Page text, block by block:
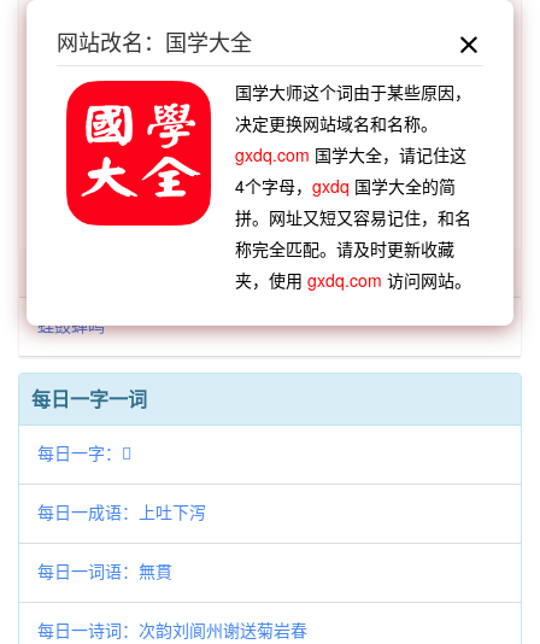
【逆接】：鼓奏鸣蛙 晋惠闻蛙
沉灶生
埳井之蛙 沉灶产蛙 官蛙私蛙
一部鸣蛙
【逆接】： 蛙鸣蚓叫 蛙鸣狗吠 蛙鸣鼓吹
蛙蟆胜
蛙鸣蝉噪 蛙鸣官司 蛙鼓蝉鸣 蛙音闰位
蛙鼓蝉鸣
每日一字一词
每日一字：𦍣
每日一成语：上吐下泻
每日一词语：無貫
每日一诗词：次韵刘阆州谢送菊岩春
网站改名：国学大全
国学大师这个词由于某些原因，
决定更换网站域名和名称。
gxdq.com 国学大全，请记住这
4个字母，gxdq 国学大全的简
拼。网址又短又容易记住，和名
称完全匹配。请及时更新收藏
夹，使用gxdq.com 访问网站。